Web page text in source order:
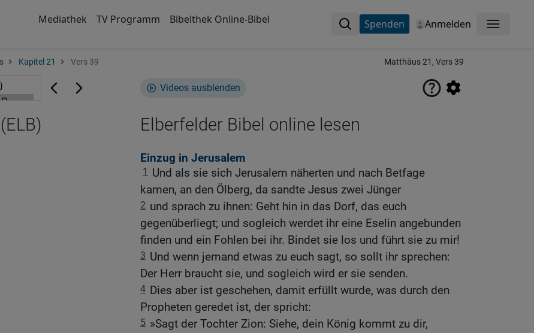
Mediathek TV Programm Bibelthek Online-Bibel Spenden Anmelden Menü
Kapitel 21 Vers 39 Matthäus 21, Vers 39
Videos ausblenden
Elberfelder Bibel online lesen
Einzug in Jerusalem
1
Und als sie sich Jerusalem näherten und nach Betfage
kamen, an den Ölberg, da sandte Jesus zwei Jünger
2 und sprach zu ihnen: Geht hin in das Dorf, das euch
gegenüberliegt; und sogleich werdet ihr eine Eselin angebunden
finden und ein Fohlen bei ihr. Bindet sie los und führt sie zu mir!
3 Und wenn jemand etwas zu euch sagt, so sollt ihr sprechen:
Der Herr braucht sie, und sogleich wird er sie senden.
4 Dies aber ist geschehen, damit erfüllt wurde, was durch den
Propheten geredet ist, der spricht:
5 »Sagt der Tochter Zion: Siehe, dein König kommt zu dir,